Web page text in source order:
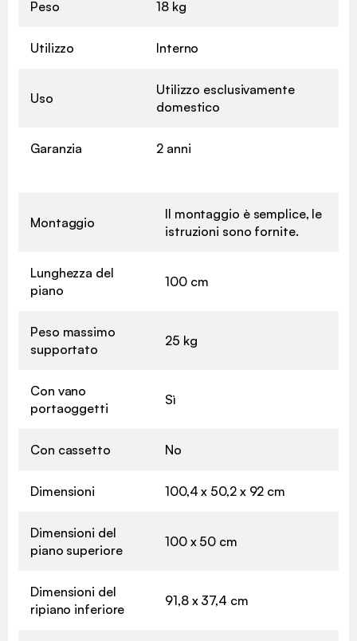
Peso 18 kg
Utilizzo Interno
Uso
Utilizzo esclusivamente
domestico
Garanzia 2 anni
Montaggio
Il montaggio è semplice, le
istruzioni sono fornite.
Lunghezza del
piano
100 cm
Peso massimo
supportato
25 kg
Con vano
portaoggetti
Sì
Con cassetto No
Dimensioni 100,4 x 50,2 x 92 cm
Dimensioni del
piano superiore
100 x 50 cm
Dimensioni del
ripiano inferiore
91,8 x 37,4 cm